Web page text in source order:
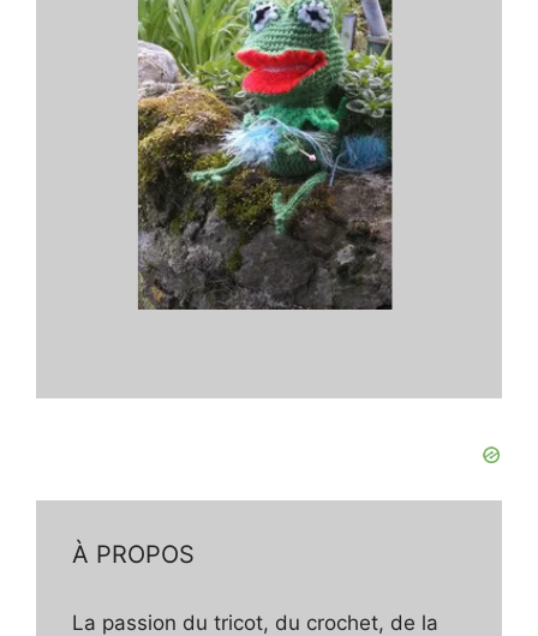
À PROPOS
La passion du tricot, du crochet, de la